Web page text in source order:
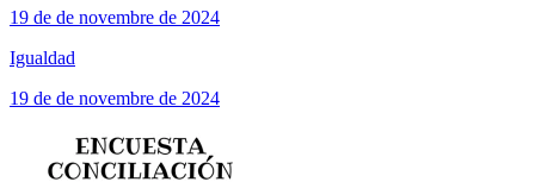
19 de de novembre de 2024
Igualdad
19 de de novembre de 2024